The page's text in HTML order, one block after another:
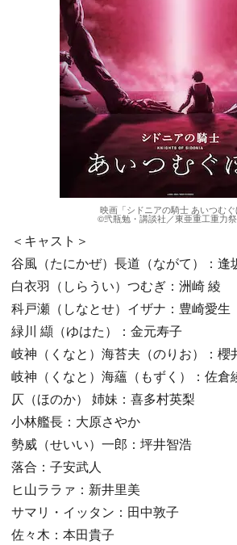
映画「シドニアの騎士 あいつむぐ
©弐瓶勉・講談社／東亜重工重力
＜キャスト＞
谷風（たにかぜ）長道（ながて）：逢
白衣羽（しらうい）つむぎ：洲崎 綾
科戸瀬（しなとせ）イザナ：豊崎愛生
緑川 纈（ゆはた）：金元寿子
岐神（くなと）海苔夫（のりお）：櫻
岐神（くなと）海蘊（もずく）：佐倉
仄（ほのか） 姉妹：喜多村英梨
小林艦長：大原さやか
勢威（せいい）一郎：坪井智浩
落合：子安武人
ヒ山ララァ：新井里美
サマリ・イッタン：田中敦子
佐々木：本田貴子